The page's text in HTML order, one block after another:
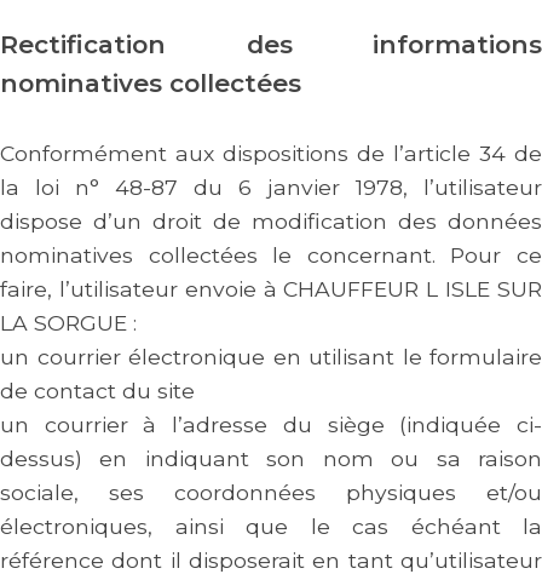
Rectification des informations
nominatives collectées
Conformément aux dispositions de l’article 34 de
la loi n° 48-87 du 6 janvier 1978, l’utilisateur
dispose d’un droit de modification des données
nominatives collectées le concernant. Pour ce
faire, l’utilisateur envoie àCHAUFFEUR L ISLE SUR
LA SORGUE :
un courrier électronique en utilisant le formulaire
de contact du site
un courrier à l’adresse du siège (indiquée ci-
dessus) en indiquant son nom ou sa raison
sociale, ses coordonnées physiques et/ou
électroniques, ainsi que le cas échéant la
référence dont il disposerait en tant qu’utilisateur